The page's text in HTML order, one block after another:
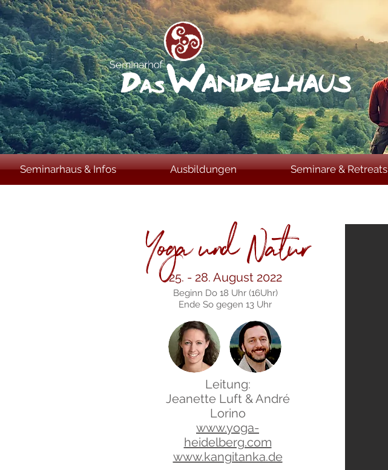
Seminarhaus & Infos Ausbildungen Seminare & Retreats
Yoga und Natur
25. - 28. August 2022
Beginn Do 18 Uhr (16Uhr)
Ende So gegen 13 Uhr
Leitung:
Jeanette Luft & André
Lorino
www.yoga-
heidelberg.com
www.kangitanka.de